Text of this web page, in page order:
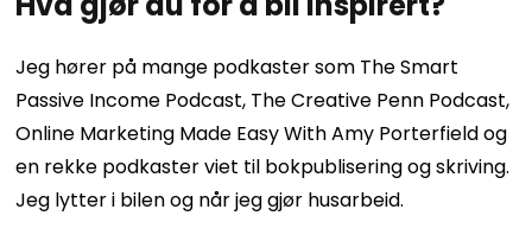
Jeg hører på mange podkaster som The Smart
Passive Income Podcast, The Creative Penn Podcast,
Online Marketing Made Easy With Amy Porterfield og
en rekke podkaster viet til bokpublisering og skriving.
Jeg lytter i bilen og når jeg gjør husarbeid.